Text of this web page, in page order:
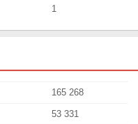
1
165 268
53 331